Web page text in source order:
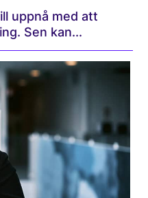
uppnå med att
Sen kan...